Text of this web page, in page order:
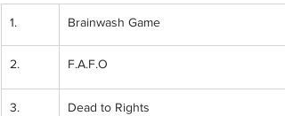
1. Brainwash Game
2. F.A.F.O
3. Dead to Rights